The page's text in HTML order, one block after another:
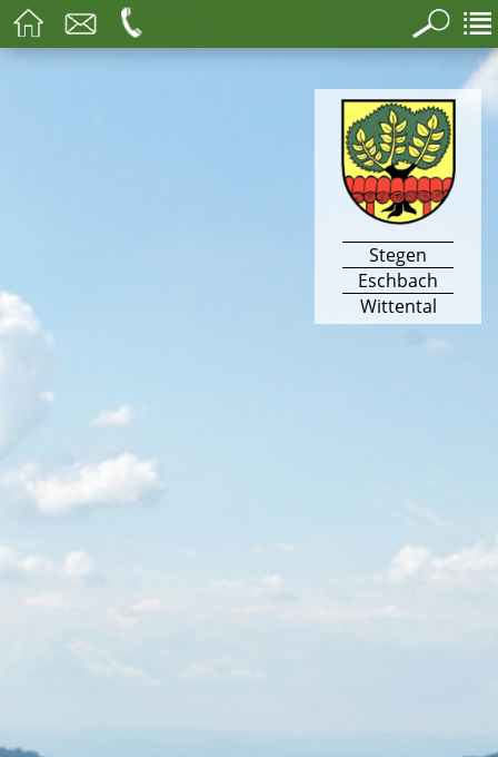
Stegen
Eschbach
Wittental